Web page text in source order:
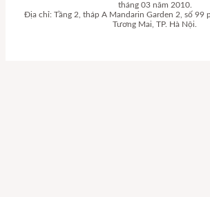
tháng 03 năm 2010.
Địa chỉ: Tầng 2, tháp A Mandarin Garden 2, số 99
Tương Mai, TP. Hà Nội.